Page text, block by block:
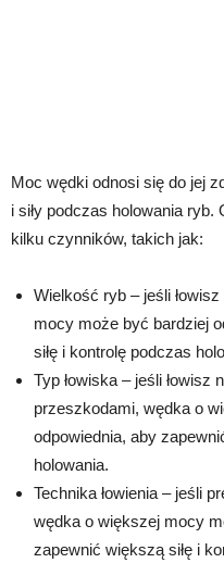
Moc wędki odnosi się do jej
i siły podczas holowania
kilku czynników, takich jak:
Wielkość ryb – jeśli
mocy może być bardziej
siłę i kontrolę podczas
Typ łowiska – jeśli łowisz
przeszkodami, wędka o
odpowiednia, aby
holowania.
Technika łowienia – jeśli
wędka o większej mocy
zapewnić większą siłę i